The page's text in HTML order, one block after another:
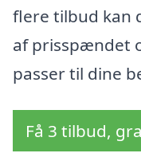
flere tilbud kan
af prisspændet
passer til dine
Få 3 tilbud,